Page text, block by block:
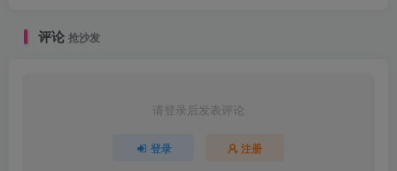
评论 抢沙发
请登录后发表评论
登录 注册